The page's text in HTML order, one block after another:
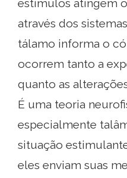
estímulos atingem
através dos
tálamo informa o
ocorrem tanto a
quanto as
É uma teoria
especialmente
situação
eles enviam suas